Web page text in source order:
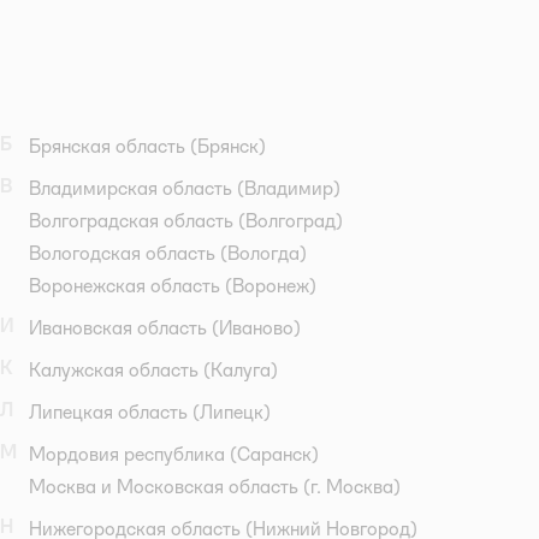
Брянская область (Брянск)
Владимирская область (Владимир)
Волгоградская область (Волгоград)
Вологодская область (Вологда)
Воронежская область (Воронеж)
Ивановская область (Иваново)
Калужская область (Калуга)
Липецкая область (Липецк)
Мордовия республика (Саранск)
Москва и Московская область (г. Москва)
Нижегородская область (Нижний Новгород)